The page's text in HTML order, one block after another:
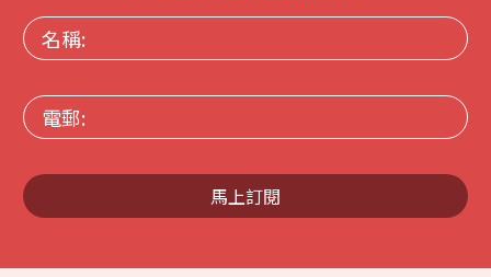
名
稱:
電
郵:
馬上訂閱